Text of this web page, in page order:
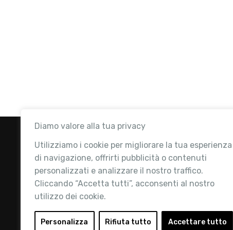
Diamo valore alla tua privacy
Utilizziamo i cookie per migliorare la tua esperienza
di navigazione, offrirti pubblicità o contenuti
personalizzati e analizzare il nostro traffico.
Cliccando “Accetta tutti”, acconsenti al nostro
utilizzo dei cookie.
Personalizza Rifiuta tutto Accettare tutto
Retail Institute Italy è l’Associazione di
riferimento per l'Ecosistema Retail: la nostra